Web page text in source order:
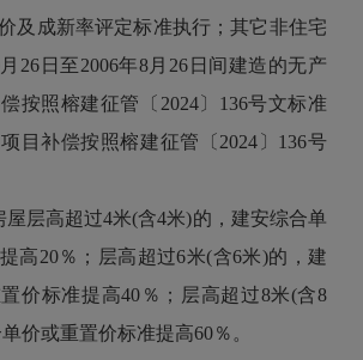
及成新率评定标准执行；其它非住宅
26日至2006年8月26日间建造的无产
按照榕建征管〔2024〕136号文标准
目补偿按照榕建征管〔2024〕136号
高超过4米(含4米)的，建安综合单
高20％；层高超过6米(含6米)的，建
价标准提高40％；层高超过8米(含8
价或重置价标准提高60％。